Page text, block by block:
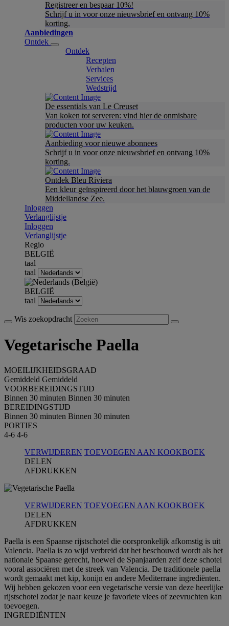
Registreer en bespaar 10%!
Schrijf u in voor onze nieuwsbrief en ontvang 10%
korting.
Aanbiedingen
Ontdek
Ontdek
Recepten
Verhalen
Services
Wedstrijd
De essentials van Le Creuset
Van koken tot serveren: vind hier de onmisbare
producten voor uw keuken.
Aanbieding voor nieuwe abonnees
Schrijf u in voor onze nieuwsbrief en ontvang 10%
korting.
Ontdek Bleu Riviera
Een kleur geïnspireerd door het blauwgroen van de
Middellandse Zee.
Inloggen
Verlanglijstje
Inloggen
Verlanglijstje
Regio
BELGIË
taal
taal
BELGIË
taal
Wis zoekopdracht
Vegetarische Paella
MOEILIJKHEIDSGRAAD
Gemiddeld Gemiddeld
VOORBEREIDINGSTIJD
Binnen 30 minuten Binnen 30 minuten
BEREIDINGSTIJD
Binnen 30 minuten Binnen 30 minuten
PORTIES
4-6 4-6
VERWIJDEREN TOEVOEGEN AAN KOOKBOEK
DELEN
AFDRUKKEN
VERWIJDEREN TOEVOEGEN AAN KOOKBOEK
DELEN
AFDRUKKEN
Paella is een Spaanse rijstschotel die oorspronkelijk afkomstig is uit
Valencia. Paella is zo wijd verbreid dat het beschouwd wordt als het
nationale Spaanse gerecht, hoewel de Spanjaarden zelf deze schotel
vooral associëren met de streek van Valencia. De traditionele paella
wordt gemaakt met kip, konijn en andere Mediterrane ingrediënten.
Wij hebben gekozen voor een vegetarische versie van deze heerlijke
rijstschotel zodat je naar keuze je favoriete vlees of zeevruchten kan
toevoegen.
INGREDIЁNTEN